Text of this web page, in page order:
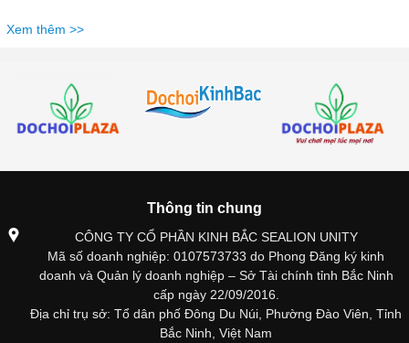
Xem thêm >>
Thông tin chung
CÔNG TY CỔ PHẦN KINH BẮC SEALION UNITY
Mã số doanh nghiệp: 0107573733 do Phong Đăng ký kinh
doanh và Quản lý doanh nghiệp – Sở Tài chính tỉnh Bắc Ninh
cấp ngày 22/09/2016.
Địa chỉ trụ sở: Tổ dân phố Đông Du Núi, Phường Đào Viên, Tỉnh
Bắc Ninh, Việt Nam